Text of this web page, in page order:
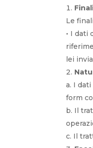
Le
• I dati
lei
a. I
form
b. Il
c. Il